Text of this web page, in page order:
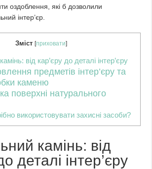
оздоблення, які б дозволили
інтер’єр.
Зміст [приховати]
від кар’єру до деталі інтер’єру
предметів інтер’єру та
каменю
поверхні натурального
використовувати захисні засоби?
камінь: від
деталі інтер’єру